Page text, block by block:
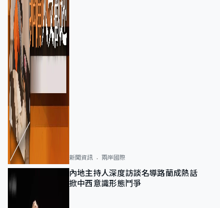
新聞資訊 兩岸國際
內地主持人深度訪談名導路蘭成熱話
掀中西意識形態鬥爭